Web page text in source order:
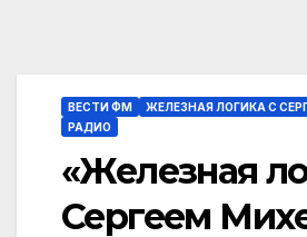
ВЕСТИ ФМ
ЖЕЛЕЗНАЯ ЛОГИКА С
РАДИО
«Железная
Сергеем